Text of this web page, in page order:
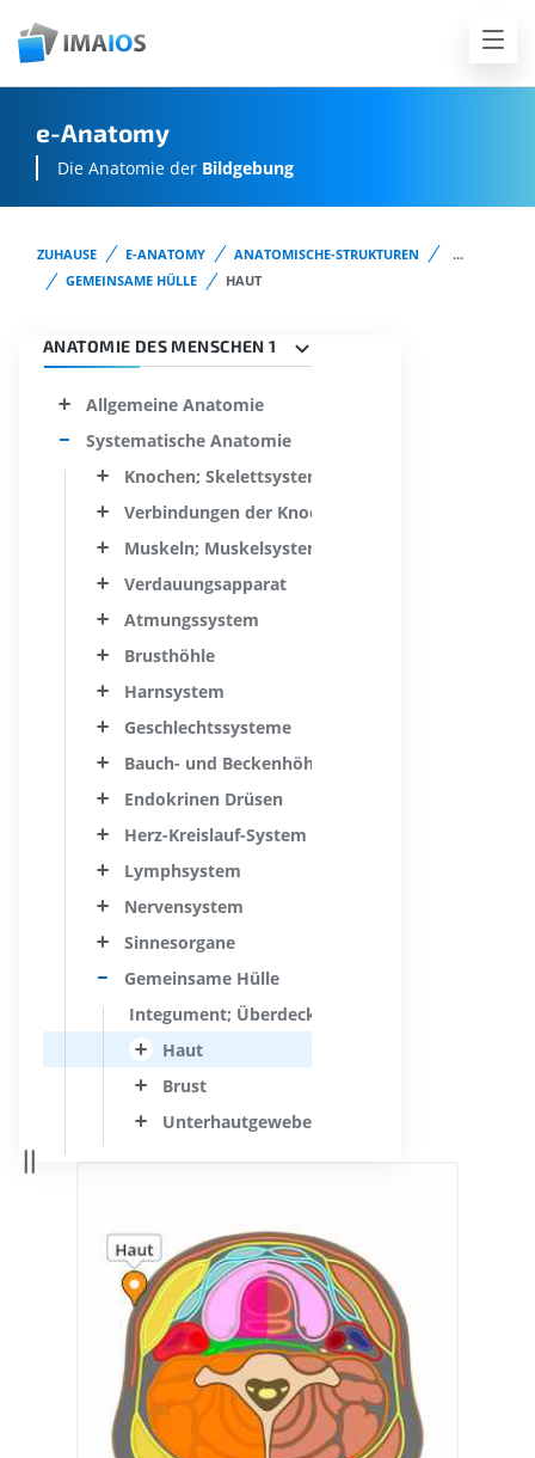
e-Anatomy
Die Anatomie der Bildgebung
ZUHAUSE E-ANATOMY ANATOMISCHE-STRUKTUREN
...
GEMEINSAME HÜLLE
HAUT
ANATOMIE DES MENSCHEN 1
Allgemeine Anatomie
Systematische Anatomie
Knochen; Skelettsystem
Verbindungen der Knochenelemente;
Muskeln; Muskelsystem
Verdauungsapparat
Atmungssystem
Brusthöhle
Harnsystem
Geschlechtssysteme
Bauch- und Beckenhöhle
Endokrinen Drüsen
Herz-Kreislauf-System
Lymphsystem
Nervensystem
Sinnesorgane
Gemeinsame Hülle
Integument; Überdeckung; Hülle
Haut
Brust
Unterhautgewebe; Subkutangewebe;